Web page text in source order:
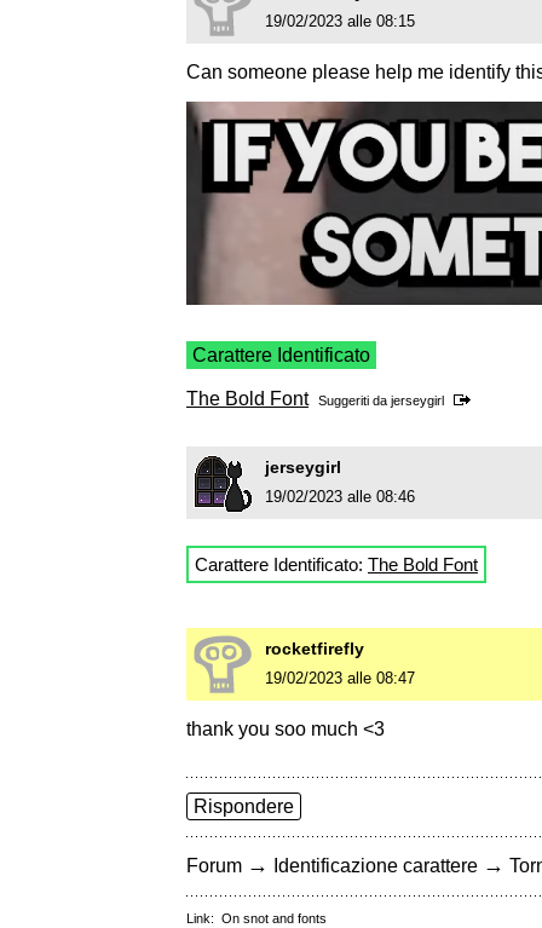
19/02/2023 alle 08:15
Can someone please help me identify
Carattere Identificato
The Bold Font Suggeriti da jerseygirl
jerseygirl
19/02/2023 alle 08:46
Carattere Identificato: The Bold Font
rocketfirefly
19/02/2023 alle 08:47
thank you soo much <3
Rispondere
Forum → Identificazione carattere →
Link: On snot and fonts